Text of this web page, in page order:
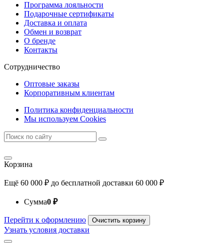
Программа лояльности
Подарочные сертификаты
Доставка и оплата
Обмен и возврат
О бренде
Контакты
Сотрудничество
Оптовые заказы
Корпоративным клиентам
Политика конфиденциальности
Мы используем Cookies
Корзина
Ещё 60 000 ₽ до бесплатной доставки 60 000 ₽
Сумма0 ₽
Перейти к оформлению Очистить корзину
Узнать условия доставки